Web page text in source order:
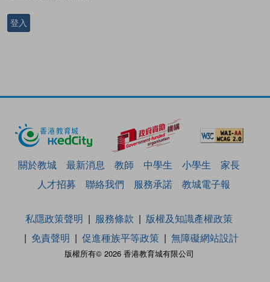
登入
關於教城 最新消息 教師 中學生 小學生
家長
人才招募
聯絡我們 服務承諾 教城電子報
版權所有© 2026 香港教育城有限公司
私隱政策聲明 服務條款
版權及知識產權政策
免責聲明
促進種族平等政策 無障礙網站設計